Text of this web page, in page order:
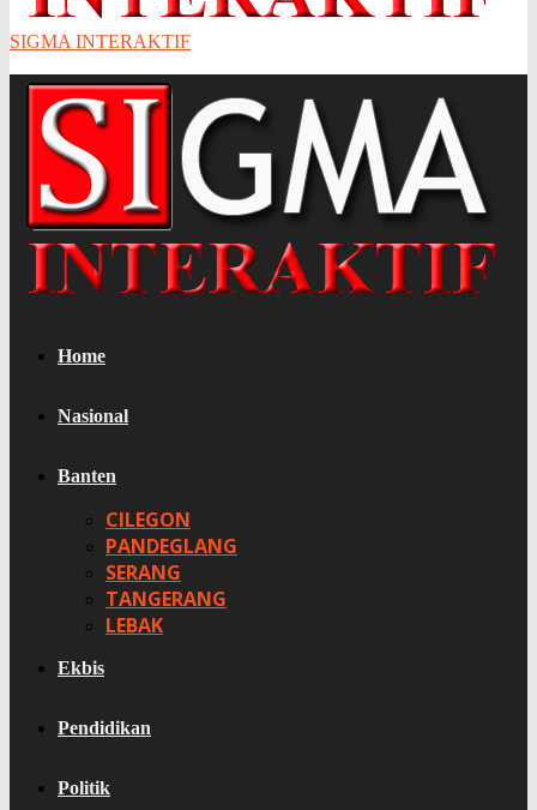
SIGMA INTERAKTIF
Home
Nasional
Banten
CILEGON
PANDEGLANG
SERANG
TANGERANG
LEBAK
Ekbis
Pendidikan
Politik